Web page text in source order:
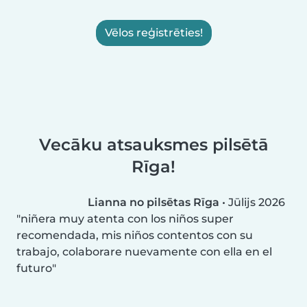
Vēlos reģistrēties!
Vecāku atsauksmes pilsētā
Rīga!
Lianna no pilsētas Rīga • Jūlijs 2026
niñera muy atenta con los niños super
recomendada, mis niños contentos con su
trabajo, colaborare nuevamente con ella en el
futuro